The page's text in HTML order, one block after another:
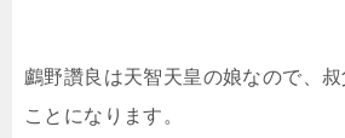
鸕野讚良は天智天皇の娘なので、
ことになります。